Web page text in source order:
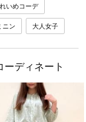
いめコーデ
ニン 大人女子
ディネート